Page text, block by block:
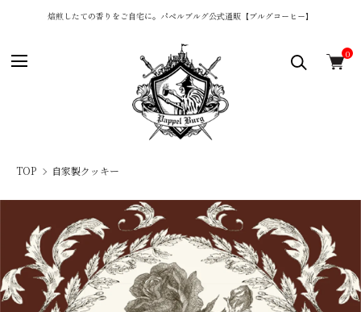
焙煎したての香りをご自宅に。パペルブルグ公式通販【ブルグコーヒー】
0
TOP 自家製クッキー